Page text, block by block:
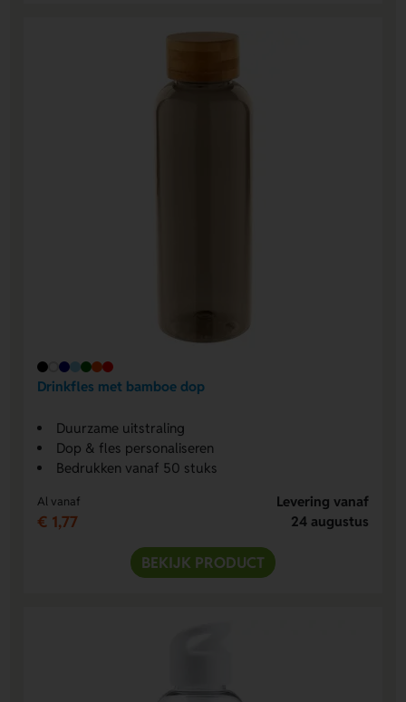
Drinkfles met bamboe dop
Duurzame uitstraling
Dop & fles personaliseren
Bedrukken vanaf 50 stuks
Al vanaf
€ 1,77
Levering vanaf
24 augustus
BEKIJK PRODUCT